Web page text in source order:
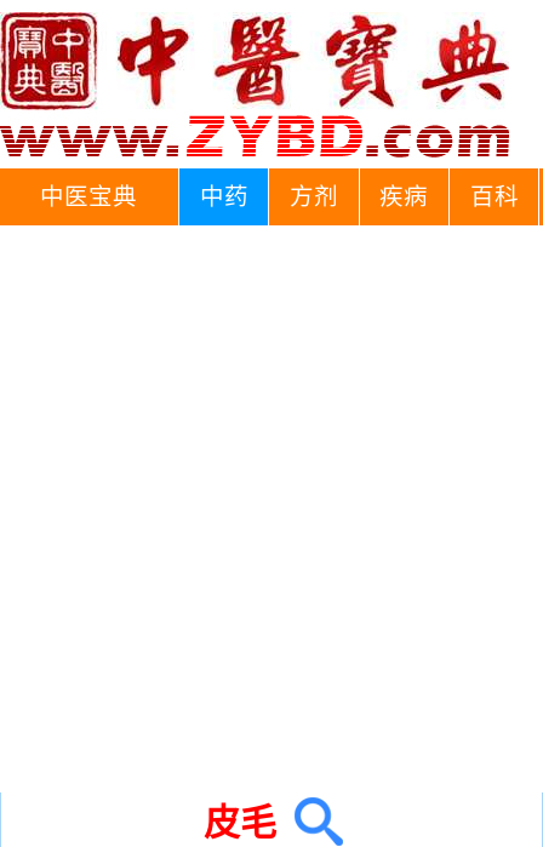
中医宝典 中药 方剂 疾病 百科
皮毛